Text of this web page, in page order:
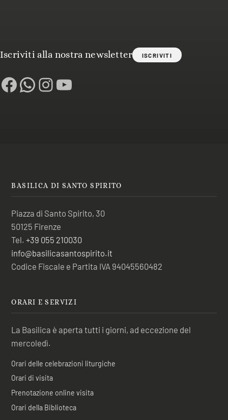
Iscriviti alla nostra newsletter ISCRIVITI
Facebook
WhatsApp
Instagram
YouTube
BASILICA DI SANTO SPIRITO
Piazza di Santo Spirito, 30
50125 Firenze
Tel.+39 055 210030
info@basilicasantospirito.it
Codice Fiscale e Partita IVA 94045560482
ORARI E SERVIZI
La Basilica è aperta tutti i giorni, ad eccezione del
mercoledì.
Orari delle celebrazioni liturgiche
Orari di visita
Prenotazione online visita
Orari della Biblioteca